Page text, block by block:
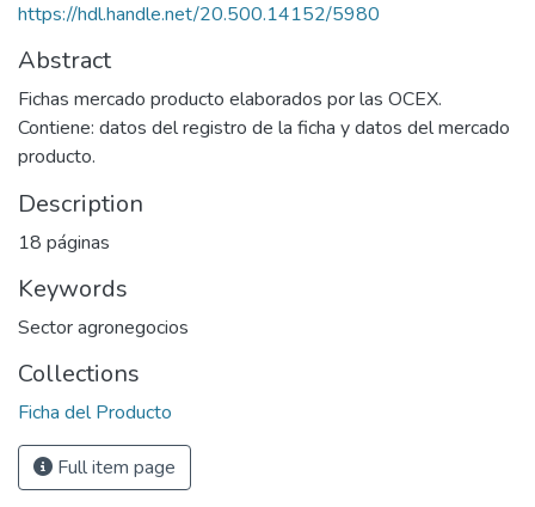
https://hdl.handle.net/20.500.14152/5980
Abstract
Fichas mercado producto elaborados por las OCEX.
Contiene: datos del registro de la ficha y datos del mercado
producto.
Description
18 páginas
Keywords
Sector agronegocios
Collections
Ficha del Producto
Full item page